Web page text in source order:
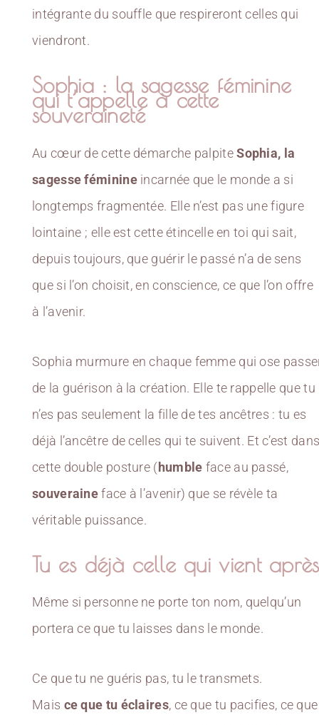
intégrante du souffle que respireront celles qui
viendront.
Sophia : la sagesse féminine
qui t’appelle à cette
souveraineté
Au cœur de cette démarche palpiteSophia, la
sagesse féminineincarnée que le monde a si
longtemps fragmentée. Elle n’est pas une figure
lointaine ; elle est cette étincelle en toi qui sait,
depuis toujours, que guérir le passé n’a de sens
que si l’on choisit, en conscience, ce que l’on offre
à l’avenir.
Sophia murmure en chaque femme qui ose
de la guérison à la création. Elle te rappelle que tu
n’es pas seulement la fille de tes ancêtres : tu es
déjà l’ancêtre de celles qui te suivent. Et c’est
cette double posture (humble face au passé,
souveraineface à l’avenir) que se révèle ta
véritable puissance.
Tu es déjà celle qui vient après
Même si personne ne porte ton nom, quelqu’un
portera ce que tu laisses dans le monde.
Ce que tu ne guéris pas, tu le transmets.
Mais ce que tu éclaires, ce que tu pacifies, ce que